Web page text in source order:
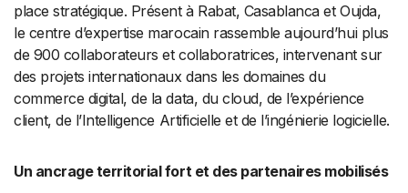
place stratégique. Présent à Rabat, Casablanca et Oujda,
le centre d’expertise marocain rassemble aujourd’hui plus
de 900 collaborateurs et collaboratrices, intervenant sur
des projets internationaux dans les domaines du
commerce digital, de la data, du cloud, de l’expérience
client, de l’Intelligence Artificielle et de l’ingénierie logicielle.
Un ancrage territorial fort et des partenaires mobilisés